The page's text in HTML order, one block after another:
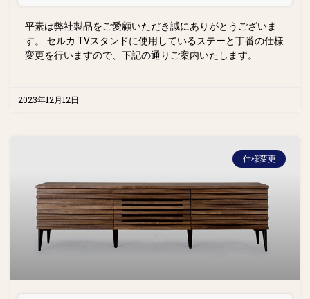
平素は弊社製品をご愛顧いただき誠にありがとうございま
す。 セルカ TVスタンドに使用しているステーと丁番の仕様
変更を行いますので、下記の通りご案内いたします。
2023年12月12日
仕様変更